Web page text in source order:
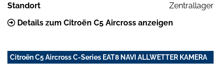
Standort
Zentrallager
Details zum Citroën C5 Aircross anzeigen
Citroën C5 Aircross C-Series EAT8 NAVI ALLWETTER KAMERA